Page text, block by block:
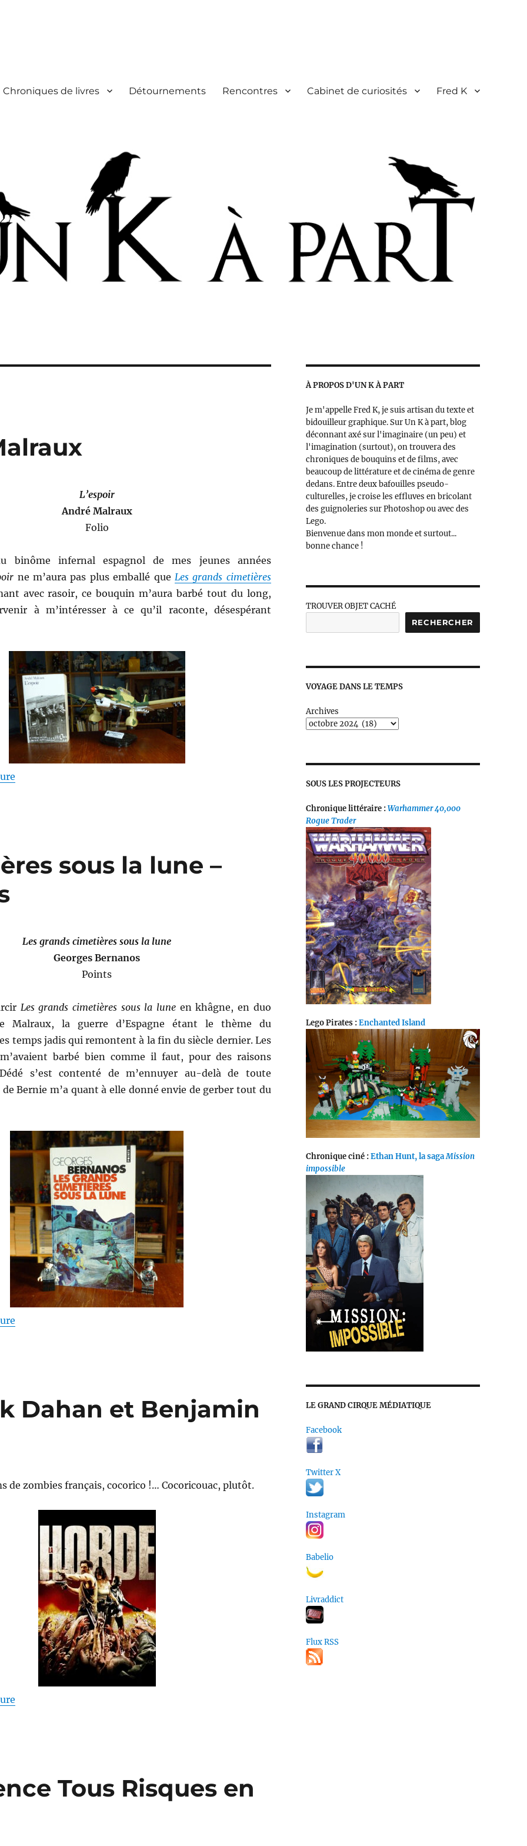
Chroniques de livres Détournements Rencontres Cabinet de curiosités Fred K
L’espoir
André Malraux
Folio
binôme infernal espagnol de mes jeunes années
ne m’aura pas plus emballé que Les grands cimetières
avec rasoir, ce bouquin m’aura barbé tout du long,
à m’intéresser à ce qu’il raconte, désespérant
de « L’espoir – André Malraux »
sous la lune –
Les grands cimetières sous la lune
Georges Bernanos
Points
Les grands cimetières sous la lune en khâgne, en duo
Malraux, la guerre d’Espagne étant le thème du
temps jadis qui remontent à la fin du siècle dernier. Les
barbé bien comme il faut, pour des raisons
s’est contenté de m’ennuyer au-delà de toute
Bernie m’a quant à elle donné envie de gerber tout du
de « Les grands cimetières sous la lune – Georges Bernanos »
Dahan et Benjamin
de zombies français, cocorico !… Cocoricouac, plutôt.
de « La horde – Yannick Dahan et Benjamin Rocher »
Tous Risques en
À PROPOS D'UN K À PART
Je m'appelle Fred K, je suis artisan du texte et
bidouilleur graphique. Sur Un K à part, blog
déconnant axé sur l'imaginaire (un peu) et
l'imagination (surtout), on trouvera des
chroniques de bouquins et de films, avec
beaucoup de littérature et de cinéma de genre
dedans. Entre deux bafouilles pseudo-
culturelles, je croise les effluves en bricolant
des guignoleries sur Photoshop ou avec des
Lego.
Bienvenue dans mon monde et surtout...
bonne chance !
TROUVER OBJET CACHÉ
RECHERCHER
VOYAGE DANS LE TEMPS
Archives
SOUS LES PROJECTEURS
Chronique littéraire :Warhammer 40,000
Rogue Trader
Lego Pirates :Enchanted Island
Chronique ciné :Ethan Hunt, la sagaMission
impossible
LE GRAND CIRQUE MÉDIATIQUE
Facebook
Twitter X
Instagram
Babelio
Livraddict
Flux RSS